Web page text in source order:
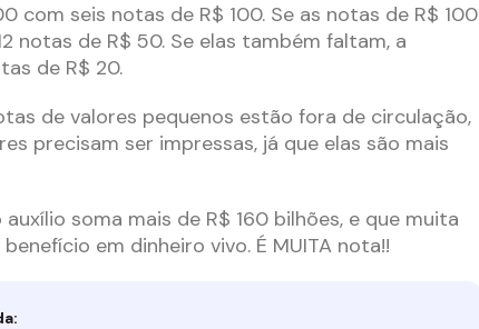
com seis notas de R$ 100. Se as notas de R$ 100
notas de R$ 50. Se elas também faltam, a
de R$ 20.
de valores pequenos estão fora de circulação,
precisam ser impressas, já que elas são mais
soma mais de R$ 160 bilhões, e que muita
em dinheiro vivo. É MUITA nota!!